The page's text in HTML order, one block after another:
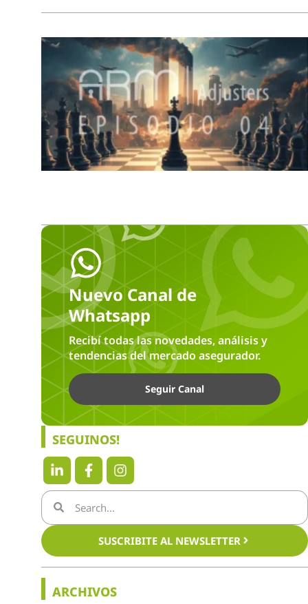
Nuevo Canal de
Whatsapp
Recibí todas las novedades, análisis y
tendencias del mercado asegurador.
Seguir Canal
SEGUINOS!
SUSCRIBITE AL NEWSLETTER
ARCHIVOS